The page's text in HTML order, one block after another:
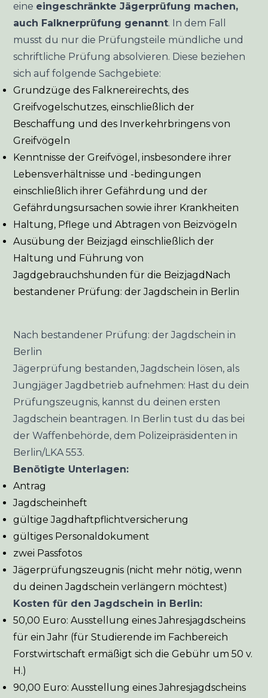
eine eingeschränkte Jägerprüfung machen,
auch Falknerprüfung genannt. In dem Fall
musst du nur die Prüfungsteile mündliche und
schriftliche Prüfung absolvieren. Diese beziehen
sich auf folgende Sachgebiete:
Grundzüge des Falknereirechts, des
Greifvogelschutzes, einschließlich der
Beschaffung und des Inverkehrbringens von
Greifvögeln
Kenntnisse der Greifvögel, insbesondere ihrer
Lebensverhältnisse und -bedingungen
einschließlich ihrer Gefährdung und der
Gefährdungsursachen sowie ihrer Krankheiten
Haltung, Pflege und Abtragen von Beizvögeln
Ausübung der Beizjagd einschließlich der
Haltung und Führung von
Jagdgebrauchshunden für die BeizjagdNach
bestandener Prüfung: der Jagdschein in Berlin
Nach bestandener Prüfung: der Jagdschein in
Berlin
Jägerprüfung bestanden, Jagdschein lösen, als
Jungjäger Jagdbetrieb aufnehmen: Hast du dein
Prüfungszeugnis, kannst du deinen ersten
Jagdschein beantragen. In Berlin tust du das bei
der Waffenbehörde, dem Polizeipräsidenten in
Berlin/LKA 553.
Benötigte Unterlagen:
Antrag
Jagdscheinheft
gültige Jagdhaftpflichtversicherung
gültiges Personaldokument
zwei Passfotos
Jägerprüfungszeugnis (nicht mehr nötig, wenn
du deinen Jagdschein verlängern möchtest)
Kosten für den Jagdschein in Berlin:
50,00 Euro: Ausstellung eines Jahresjagdscheins
für ein Jahr (für Studierende im Fachbereich
Forstwirtschaft ermäßigt sich die Gebühr um 50 v.
H.)
90,00 Euro: Ausstellung eines Jahresjagdscheins